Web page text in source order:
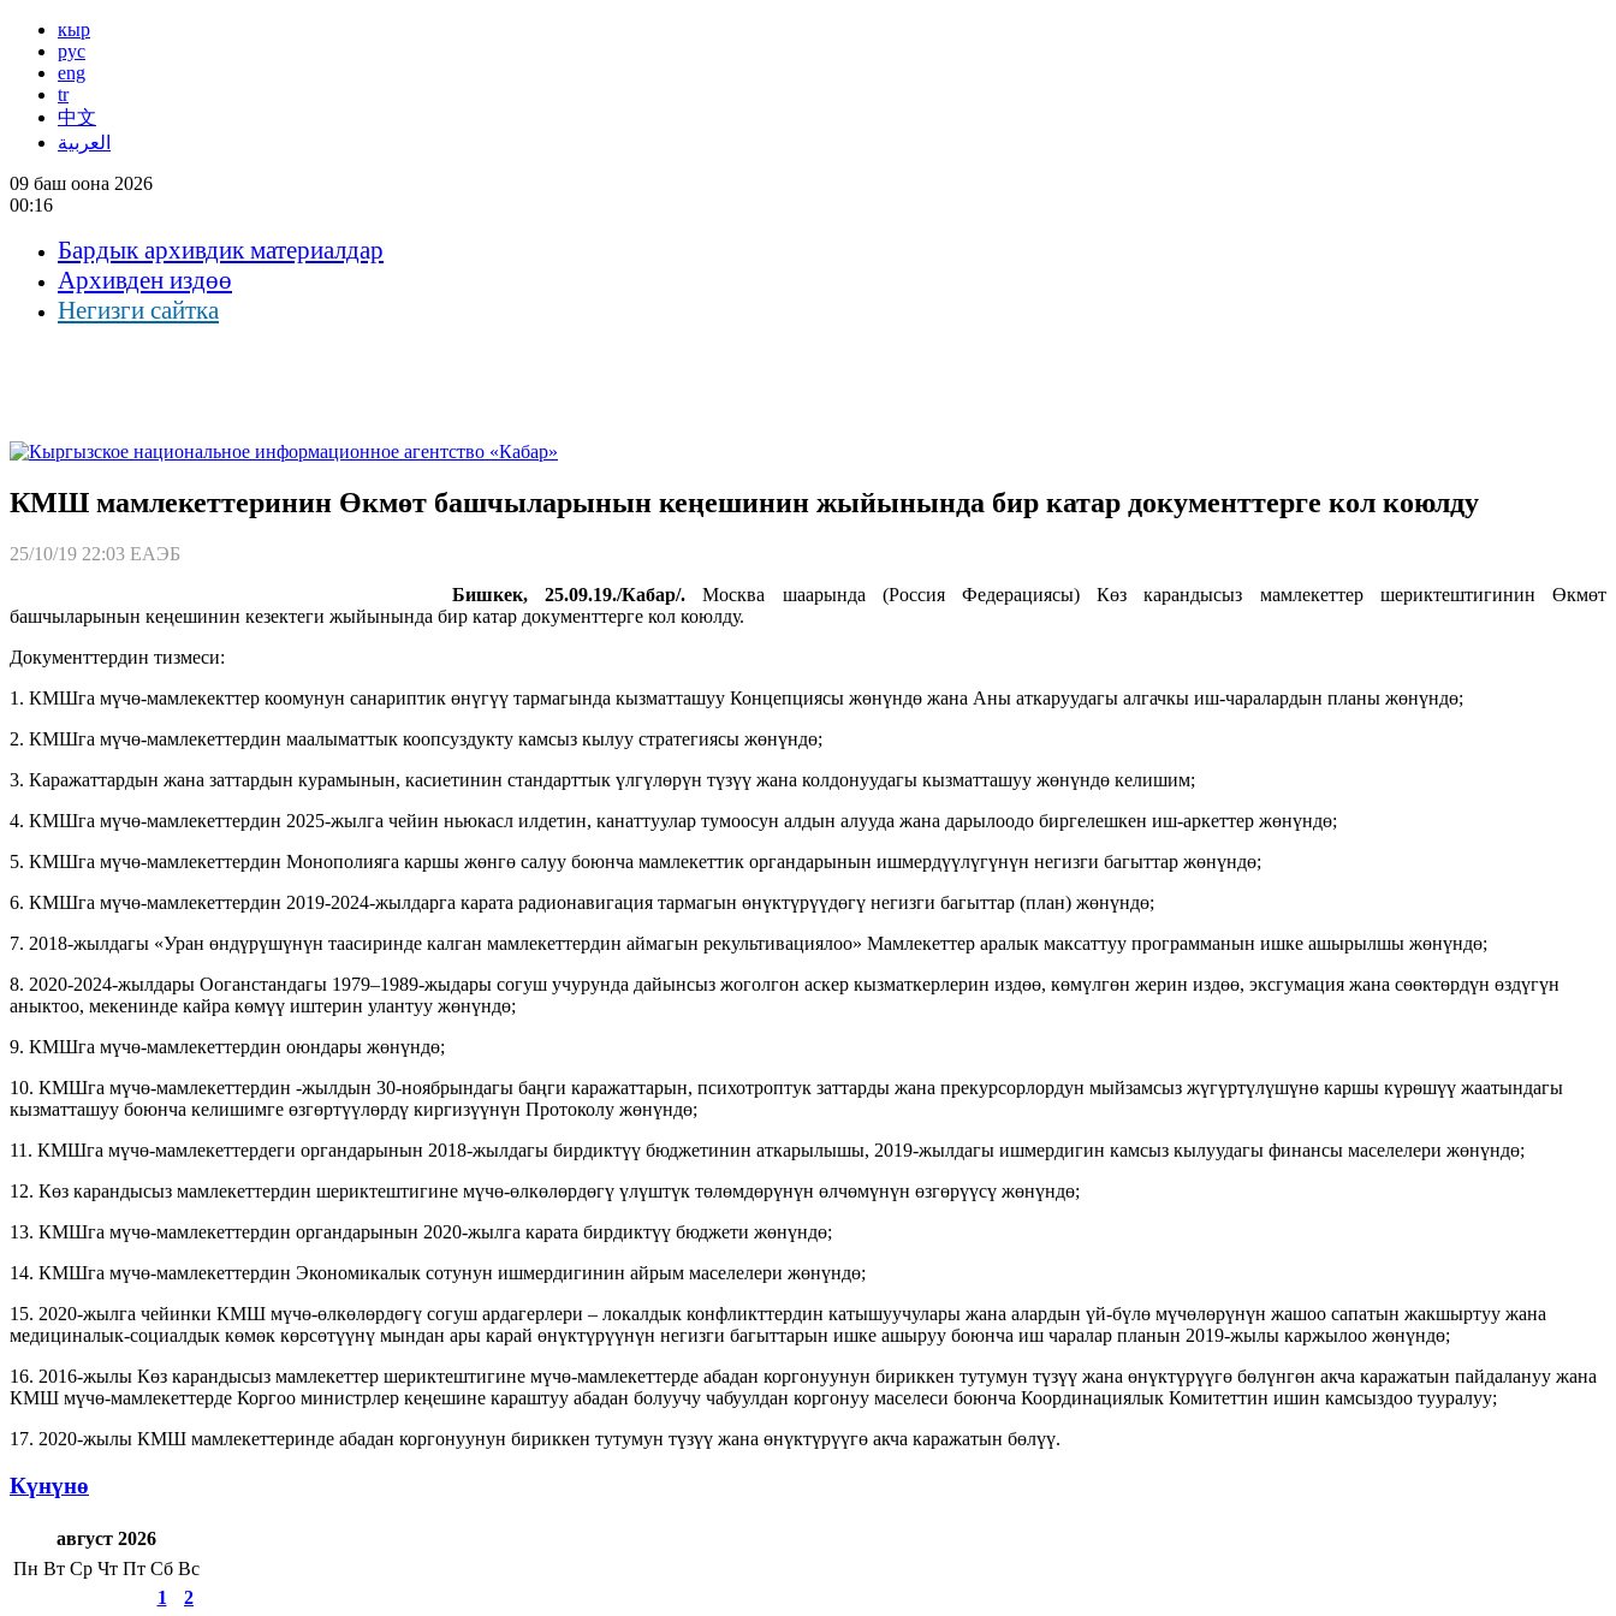
кыр
рус
eng
tr
中文
العربية
09 баш оона 2026
00:16
Бардык архивдик материалдар
Архивден издөө
Негизги сайтка
КМШ мамлекеттеринин Өкмөт башчыларынын кеңешинин жыйынында бир катар документтерге кол коюлду
25/10/19 22:03 ЕАЭБ
Бишкек, 25.09.19./Кабар/. Москва шаарында (Россия Федерациясы) Көз карандысыз мамлекеттер шериктештигинин Өкмөт
башчыларынын кеңешинин кезектеги жыйынында бир катар документтерге кол коюлду.
Документтердин тизмеси:
1. КМШга мүчө-мамлекекттер коомунун санариптик өнүгүү тармагында кызматташуу Концепциясы жөнүндө жана Аны аткаруудагы алгачкы иш-чаралардын планы жөнүндө;
2. КМШга мүчө-мамлекеттердин маалыматтык коопсуздукту камсыз кылуу стратегиясы жөнүндө;
3. Каражаттардын жана заттардын курамынын, касиетинин стандарттык үлгүлөрүн түзүү жана колдонуудагы кызматташуу жөнүндө келишим;
4. КМШга мүчө-мамлекеттердин 2025-жылга чейин ньюкасл илдетин, канаттуулар тумоосун алдын алууда жана дарылоодо биргелешкен иш-аркеттер жөнүндө;
5. КМШга мүчө-мамлекеттердин Монополияга каршы жөнгө салуу боюнча мамлекеттик органдарынын ишмердүүлүгүнүн негизги багыттар жөнүндө;
6. КМШга мүчө-мамлекеттердин 2019-2024-жылдарга карата радионавигация тармагын өнүктүрүүдөгү негизги багыттар (план) жөнүндө;
7. 2018-жылдагы «Уран өндүрүшүнүн таасиринде калган мамлекеттердин аймагын рекультивациялоо» Мамлекеттер аралык максаттуу программанын ишке ашырылшы жөнүндө;
8. 2020-2024-жылдары Ооганстандагы 1979–1989-жыдары согуш учурунда дайынсыз жоголгон аскер кызматкерлерин издөө, көмүлгөн жерин издөө, эксгумация жана сөөктөрдүн өздүгүн
аныктоо, мекенинде кайра көмүү иштерин улантуу жөнүндө;
9. КМШга мүчө-мамлекеттердин оюндары жөнүндө;
10. КМШга мүчө-мамлекеттердин -жылдын 30-ноябрындагы баңги каражаттарын, психотроптук заттарды жана прекурсорлордун мыйзамсыз жүгүртүлүшүнө каршы күрөшүү жаатындагы
кызматташуу боюнча келишимге өзгөртүүлөрдү киргизүүнүн Протоколу жөнүндө;
11. КМШга мүчө-мамлекеттердеги органдарынын 2018-жылдагы бирдиктүү бюджетинин аткарылышы, 2019-жылдагы ишмердигин камсыз кылуудагы финансы маселелери жөнүндө;
12. Көз карандысыз мамлекеттердин шериктештигине мүчө-өлкөлөрдөгү үлүштүк төлөмдөрүнүн өлчөмүнүн өзгөрүүсү жөнүндө;
13. КМШга мүчө-мамлекеттердин органдарынын 2020-жылга карата бирдиктүү бюджети жөнүндө;
14. КМШга мүчө-мамлекеттердин Экономикалык сотунун ишмердигинин айрым маселелери жөнүндө;
15. 2020-жылга чейинки КМШ мүчө-өлкөлөрдөгү согуш ардагерлери – локалдык конфликттердин катышуучулары жана алардын үй-бүлө мүчөлөрүнүн жашоо сапатын жакшыртуу жана
медициналык-социалдык көмөк көрсөтүүнү мындан ары карай өнүктүрүүнүн негизги багыттарын ишке ашыруу боюнча иш чаралар планын 2019-жылы каржылоо жөнүндө;
16. 2016-жылы Көз карандысыз мамлекеттер шериктештигине мүчө-мамлекеттерде абадан коргонуунун бириккен тутумун түзүү жана өнүктүрүүгө бөлүнгөн акча каражатын пайдалануу жана
КМШ мүчө-мамлекеттерде Коргоо министрлер кеңешине караштуу абадан болуучу чабуулдан коргонуу маселеси боюнча Координациялык Комитеттин ишин камсыздоо тууралуу;
17. 2020-жылы КМШ мамлекеттеринде абадан коргонуунун бириккен тутумун түзүү жана өнүктүрүүгө акча каражатын бөлүү.
Күнүнө
август 2026
Пн Вт Ср Чт Пт Сб Вс
1
2